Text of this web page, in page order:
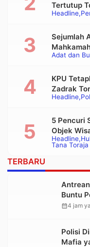
Headline
Tertutup
Adat dan
Sejumlah
Alat Berat
Headline
KPU
Zadrak
Bupati
Headline
Tana Toraja
5 Pencuri
Objek
Polisi
TERBARU
Buntu
calendar_month4 jam
Polisi
Mafia